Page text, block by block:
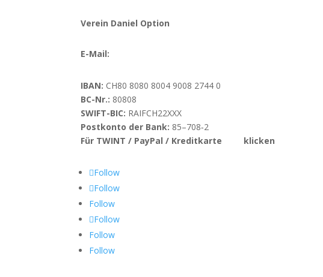
Verein Daniel Option
E-Mail:
IBAN: CH80 8080 8004 9008 2744 0
BC-Nr.: 80808
SWIFT-BIC: RAIFCH22XXX
Postkonto der Bank: 85–708‑2
Für TWINT / PayPal / Kreditkarte
klicken
Follow
Follow
Follow
Follow
Follow
Follow